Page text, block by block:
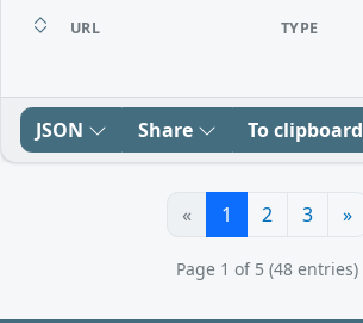
URL TYPE
JSON Share To clipboard
« 1 2 3 »
Page 1 of 5 (48 entries)